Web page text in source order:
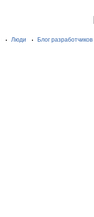
Люди Блог разработчиков